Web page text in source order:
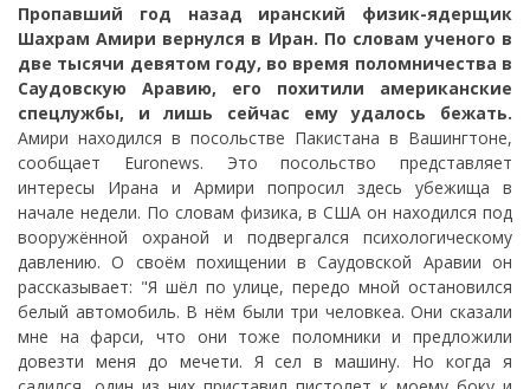
Пропавший год назад иранский физик-ядерщик
Шахрам Амири вернулся в Иран. По словам ученого в
две тысячи девятом году, во время поломничества в
Саудовскую Аравию, его похитили американские
спецлужбы, и лишь сейчас ему удалось бежать.
Амири находился в посольстве Пакистана в Вашингтоне,
сообщает Euronews. Это посольство представляет
интересы Ирана и Армири попросил здесь убежища в
начале недели. По словам физика, в США он находился под
вооружённой охраной и подвергался психологическому
давлению. О своём похищении в Саудовской Аравии он
рассказывает: "Я шёл по улице, передо мной остановился
белый автомобиль. В нём были три человкеа. Они сказали
мне на фарси, что они тоже поломники и предложили
довезти меня до мечети. Я сел в машину. Но когда я